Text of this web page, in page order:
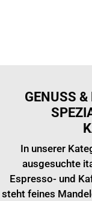
GENUSS
In unserer
ausgesuchte
Espresso- und
steht feines